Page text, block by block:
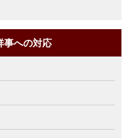
事への対応